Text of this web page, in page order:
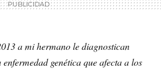
a mi hermano le diagnostican
genética que afecta a los